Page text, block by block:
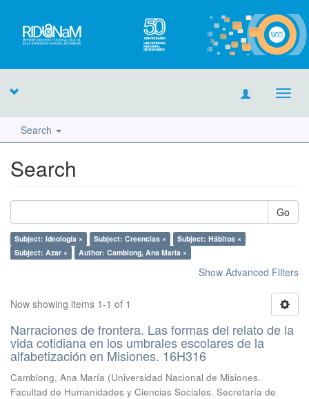
Search
Search
Go
Subject: Ideología × Subject: Creencias ×
Subject: Hábitos ×
Subject: Azar ×
Author: Camblong, Ana María ×
Show Advanced Filters
Now showing items 1-1 of 1
Narraciones de frontera. Las formas del relato de la
vida cotidiana en los umbrales escolares de la
alfabetización en Misiones. 16H316
Camblong, Ana María (Universidad Nacional de Misiones.
Facultad de Humanidades y Ciencias Sociales. Secretaría de